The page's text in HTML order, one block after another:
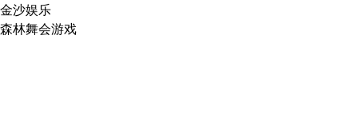
金沙娱乐
森林舞会游戏